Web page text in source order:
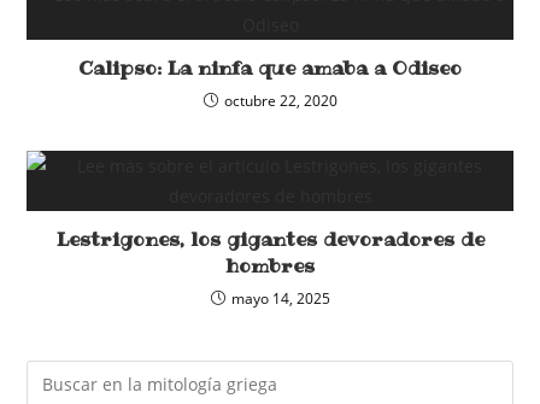
Calipso: La ninfa que amaba a Odiseo
octubre 22, 2020
Lestrigones, los gigantes devoradores de
hombres
mayo 14, 2025